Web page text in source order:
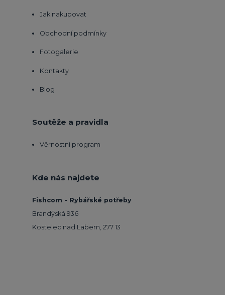
Jak nakupovat
Obchodní podmínky
Fotogalerie
Kontakty
Blog
Soutěže a pravidla
Věrnostní program
Kde nás najdete
Fishcom - Rybářské potřeby
Brandýská 936
Kostelec nad Labem, 277 13